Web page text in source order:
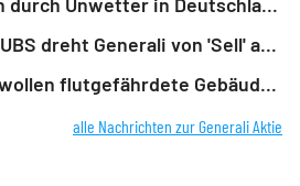
ANALYSE-FLASH: UBS dreht Generali von 'Sell' auf 'Buy' - Ziel 40 Euro
WDH: Versicherer wollen flutgefährdete Gebäude besser absichern
alle Nachrichten zur Generali Aktie